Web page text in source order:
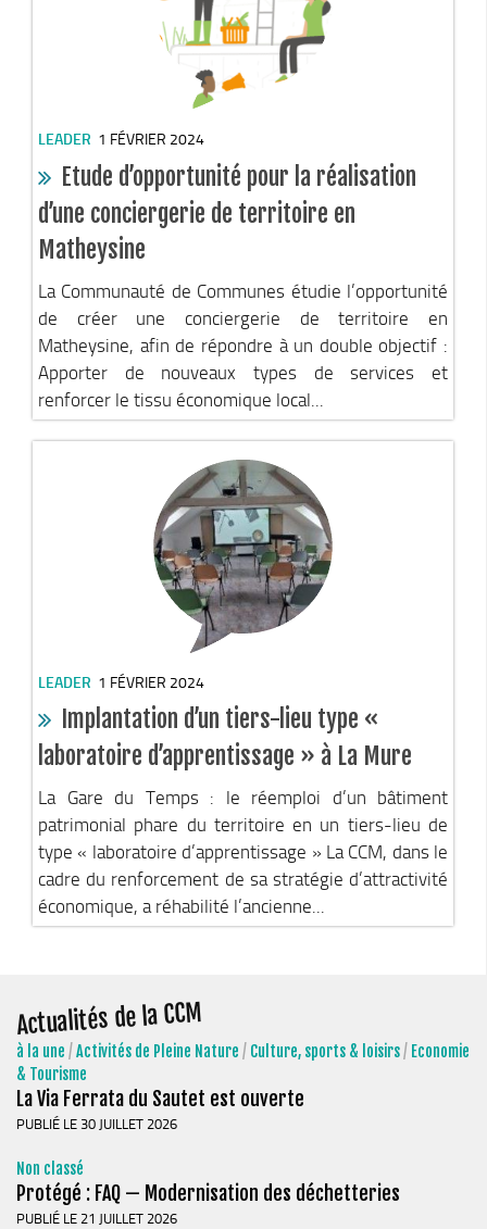
Le Conseil Communautaire
Publications
Economie & Tourisme
Entreprises & emplois
Développement économique
Travaillez en Matheysine
Facturation électronique
Montagne, Agriculture & Forêt
Guide des producteurs
Stratégie forestière du massif sud Isère
Stratégie Foncière
Appel à projet Friche
Reconquête de terrains agricoles et installations
Projet Alimentaire Territorial
Urbanisme ADS (Autorisation des droits du sol)
Plan Local d’Urbanisme
Bornes pour Véhicules Electriques
Mobilité
Aménagements touristiques
Stratégie de développement touristique
Via Ferrata
Taxe de séjour & Tourisme
La taxe de séjour
Enfance & Cohésion Sociale
Petite Enfance
LEADER 1 FÉVRIER 2024
Etude d’opportunité pour la réalisation
d’une conciergerie de territoire en
Matheysine
La Communauté de Communes étudie l’opportunité
de créer une conciergerie de territoire en
Matheysine, afin de répondre à un double objectif :
Apporter de nouveaux types de services et
renforcer le tissu économique local...
LEADER 1 FÉVRIER 2024
Implantation d’un tiers-lieu type «
laboratoire d’apprentissage » à La Mure
La Gare du Temps : le réemploi d’un bâtiment
patrimonial phare du territoire en un tiers-lieu de
type « laboratoire d’apprentissage » La CCM, dans le
cadre du renforcement de sa stratégie d’attractivité
économique, a réhabilité l’ancienne...
Actualités de la CCM
à la une /Activités de Pleine Nature / Culture, sports & loisirs/ Economie
& Tourisme
La Via Ferrata du Sautet est ouverte
PUBLIÉ LE 30 JUILLET 2026
Non classé
Protégé : FAQ — Modernisation des déchetteries
PUBLIÉ LE 21 JUILLET 2026